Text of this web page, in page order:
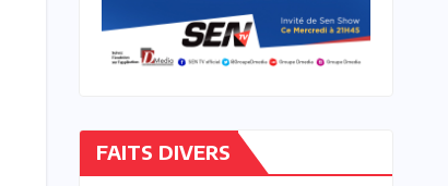
FAITS DIVERS